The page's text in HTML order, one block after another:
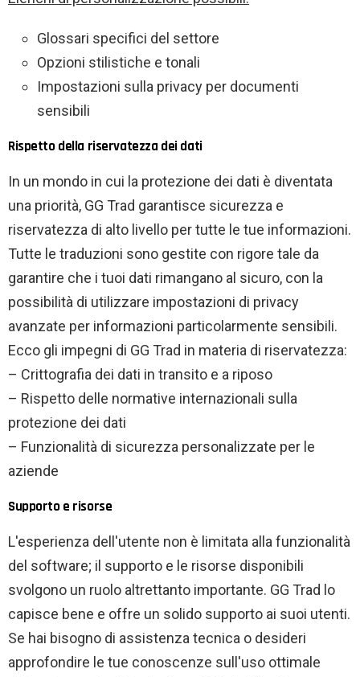
Glossari specifici del settore
Opzioni stilistiche e tonali
Impostazioni sulla privacy per documenti
sensibili
Rispetto della riservatezza dei dati
In un mondo in cui la protezione dei dati è diventata
una priorità, GG Trad garantisce sicurezza e
riservatezza di alto livello per tutte le tue informazioni.
Tutte le traduzioni sono gestite con rigore tale da
garantire che i tuoi dati rimangano al sicuro, con la
possibilità di utilizzare impostazioni di privacy
avanzate per informazioni particolarmente sensibili.
Ecco gli impegni di GG Trad in materia di riservatezza:
– Crittografia dei dati in transito e a riposo
– Rispetto delle normative internazionali sulla
protezione dei dati
– Funzionalità di sicurezza personalizzate per le
aziende
Supporto e risorse
L'esperienza dell'utente non è limitata alla funzionalità
del software; il supporto e le risorse disponibili
svolgono un ruolo altrettanto importante. GG Trad lo
capisce bene e offre un solido supporto ai suoi utenti.
Se hai bisogno di assistenza tecnica o desideri
approfondire le tue conoscenze sull'uso ottimale